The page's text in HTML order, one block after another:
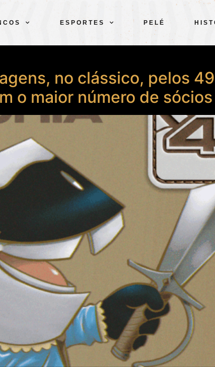
ESPORTES PELÉ
no clássico, pelos
o maior número de